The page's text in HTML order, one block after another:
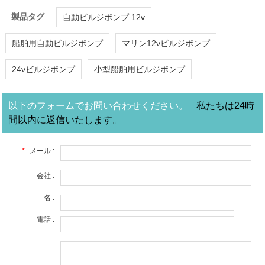
製品タグ 自動ビルジポンプ 12v
船舶用自動ビルジポンプ マリン12vビルジポンプ
24vビルジポンプ 小型船舶用ビルジポンプ
以下のフォームでお問い合わせください。
私たちは24時
間以内に返信いたします。
* メール :
会社 :
名 :
電話 :